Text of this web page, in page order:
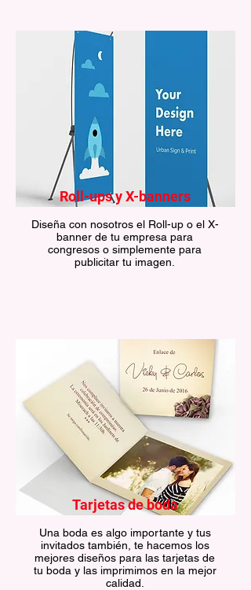
Roll-ups y X-banners
Diseña con nosotros el Roll-up o el X-
banner de tu empresa para
congresos o simplemente para
publicitar tu imagen.
Tarjetas de boda
Una boda es algo importante y tus
invitados también, te hacemos los
mejores diseños para las tarjetas de
tu boda y las imprimimos en la mejor
calidad.